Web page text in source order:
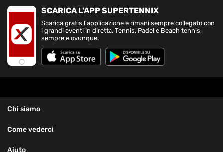
SCARICA L'APP SUPERTENNIX
Scarica gratis l'applicazione e rimani sempre collegato con
i grandi eventi in diretta. Tennis, Padel e Beach tennis,
sempre e ovunque.
Chi siamo
Come vederci
Aiuto